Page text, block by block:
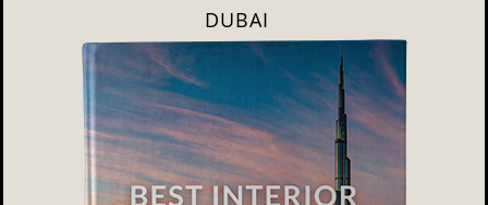
RIYAHD